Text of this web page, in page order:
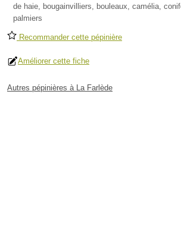
de haie, bougainvilliers, bouleaux, camélia,
palmiers
Recommander cette pépinière
Améliorer cette fiche
Autres pépinières à La Farlède